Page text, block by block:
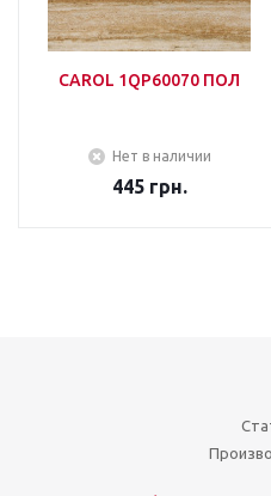
CAROL 1QP60070 ПОЛ
Нет в наличии
445грн.